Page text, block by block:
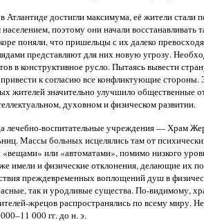
Атлантиде достигли максимума, её жители
поэтому они начали
поняли, что пришельцы с их далеко
представляют для них новую угрозу.
в конструктивное русло. Пытаясь вывести
к согласию все конфликтующие
жителей значительно улучшило общественные
духовном и физическом развитии.
лечебно-воспитательные учреждения — Храм
Массы больных исцелялись там от
или «автоматами», помимо низкого
имели и физические отклонения, делающие
преждевременных воплощений душ в
так и уродливые существа. По-видимому,
жрецов распространялись по всему миру.
000 гг. до н. э.